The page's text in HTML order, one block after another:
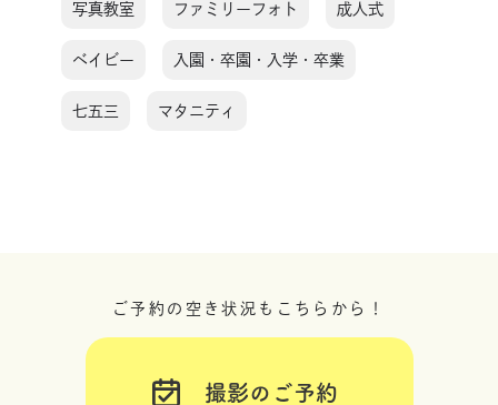
写真教室 ファミリーフォト 成人式
ベイビー 入園・卒園・入学・卒業
七五三 マタニティ
ご予約の空き状況もこちらから！
撮影のご予約